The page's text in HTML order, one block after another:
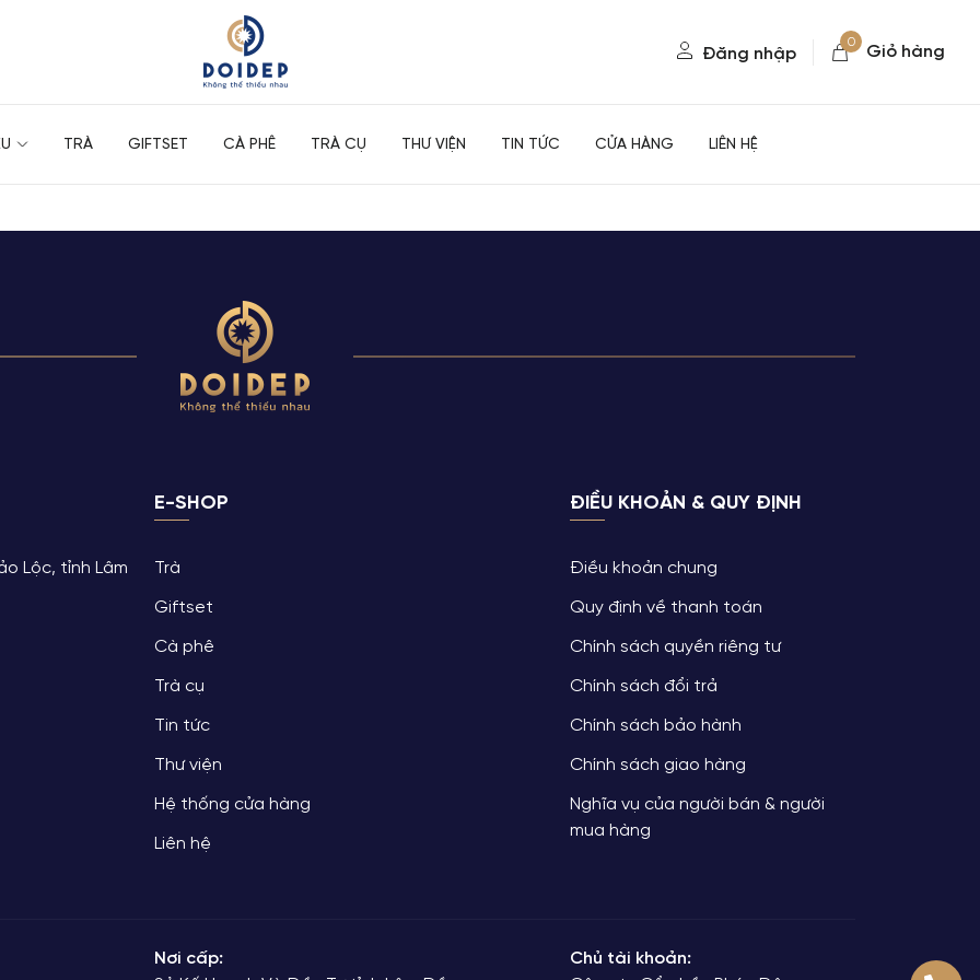
Đăng nhập Giỏ hàng
0
TRÀ GIFTSET CÀ PHÊ TRÀ CỤ THƯ VIỆN TIN TỨC CỬA HÀNG LIÊN HỆ
Trà Rồng Vàng
bè tứ phương cái thi vị cùng niềm đam mê và lòng tự
thuần của đất mẹ Bảo Lộc.
Gunam
và trà hòa tan, trà túi lọc với hương vị tinh tế. Thơm
Lộc, tỉnh Lâm
E-SHOP
Trà
Giftset
Cà phê
Trà cụ
Tin tức
Thư viện
Hệ thống cửa hàng
Liên hệ
ĐIỀU KHOẢN & QUY ĐỊNH
Điều khoản chung
Quy định về thanh toán
Chính sách quyền riêng tư
Chính sách đổi trả
Chính sách bảo hành
Chính sách giao hàng
Nghĩa vụ của người bán & người
mua hàng
Nơi cấp:
Chủ tài khoản: